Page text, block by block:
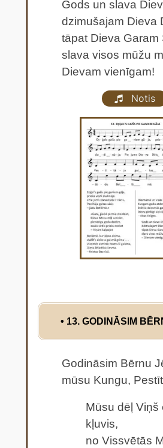
Gods un slava
dzimušajam Dieva
tāpat Dieva Garam
slava visos mūžu
Dievam vienīgam!
Notis
• 13. GODINĀSIM
Godināsim Bērnu
mūsu Kungu,
Mūsu dēļ Viņš
kļuvis,
no Vissvētās